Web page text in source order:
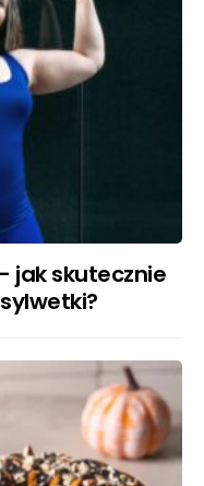
jak skutecznie